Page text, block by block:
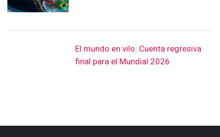
El mundo en vilo: Cuenta regresiva
final para el Mundial 2026